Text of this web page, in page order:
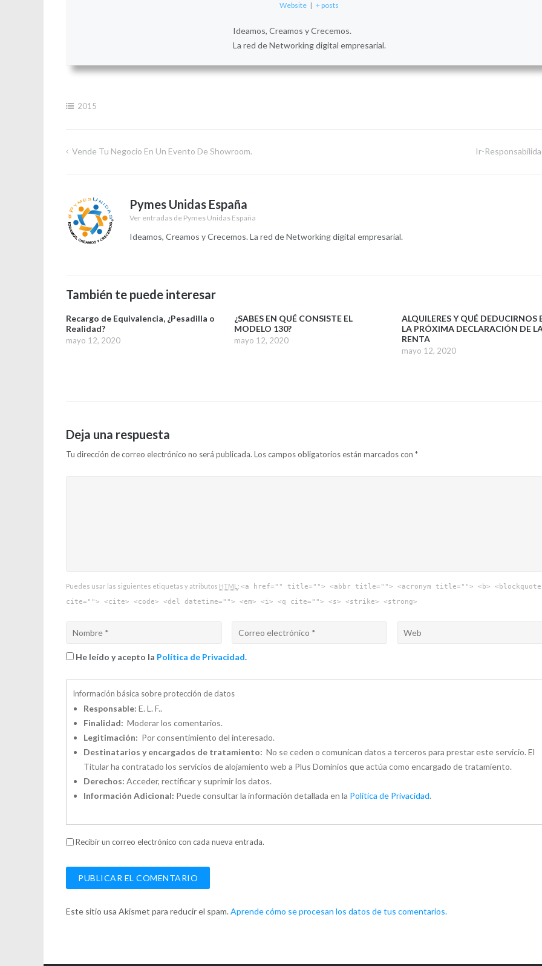
Website | + posts
Ideamos, Creamos y Crecemos.
La red de Networking digital empresarial.
2015
Navegación
entradas
Vende Tu Negocio En Un Evento De Showroom. Ir-
Pymes Unidas España
Ver entradas de Pymes Unidas España
Ideamos, Creamos y Crecemos. La red de Networking digital empresarial.
También te puede interesar
Recargo de Equivalencia, ¿Pesadilla o
Realidad?
mayo 12, 2020
¿SABES EN QUÉ CONSISTE EL
MODELO 130?
mayo 12, 2020
ALQUILERES Y QUÉ DEDUCIRNOS
LA PRÓXIMA DECLARACIÓN DE
RENTA
mayo 12, 2020
Deja una respuesta
Tu dirección de correo electrónico no será publicada. Los campos obligatorios están marcados con*
Puedes usar las siguientes etiquetas y atributos HTML :<a href="" title=""> <abbr title=""> <acronym title=""> <b> <blockquote
cite=""> <cite> <code> <del datetime=""> <em> <i> <q cite=""> <s> <strike> <strong>
He leído y acepto la Política de Privacidad.
Información básica sobre protección de datos
Responsable: E. L. F..
Finalidad: Moderar los comentarios.
Legitimación: Por consentimiento del interesado.
Destinatarios y encargados de tratamiento: No se ceden o comunican datos a terceros para prestar este servicio. El
Titular ha contratado los servicios de alojamiento web a Plus Dominios que actúa como encargado de tratamiento.
Derechos: Acceder, rectificar y suprimir los datos.
Información Adicional: Puede consultar la información detallada en la Política de Privacidad.
Recibir un correo electrónico con cada nueva entrada.
Este sitio usa Akismet para reducir el spam.Aprende cómo se procesan los datos de tus comentarios.